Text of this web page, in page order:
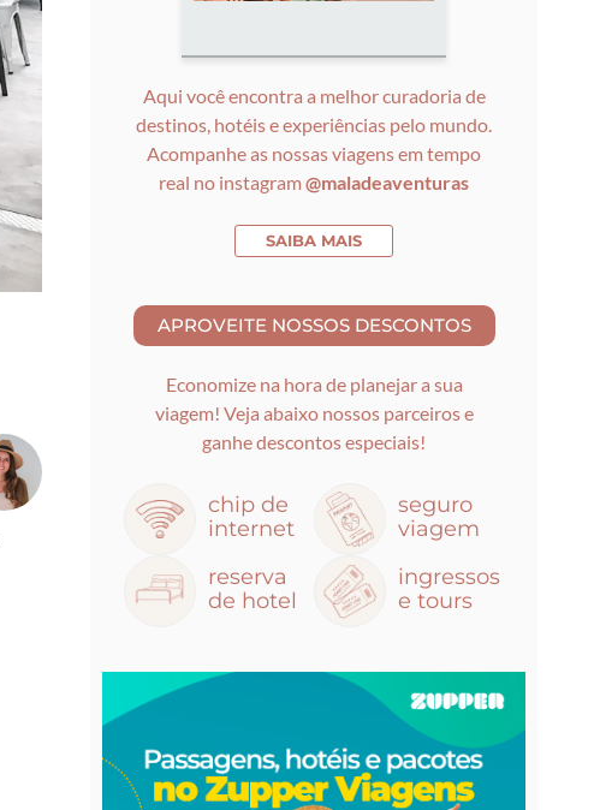
Aqui você encontra a melhor curadoria de
destinos, hotéis e experiências pelo mundo.
Acompanhe as nossas viagens em tempo
real no instagram@maladeaventuras
SAIBA MAIS
Economize na hora de planejar a sua
viagem! Veja abaixo nossos parceiros e
ganhe descontos especiais!
chip de
internet
seguro
viagem
reserva
de hotel
ingressos
e tours